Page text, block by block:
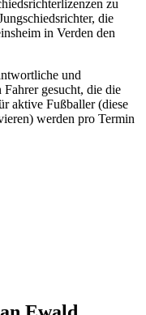
zu
die
in Verden den
und
gesucht, die die
aktive Fußballer (diese
werden pro Termin